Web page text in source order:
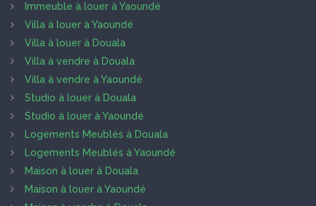
Immeuble à louer à Yaoundé
Villa à louer à Yaoundé
Villa à louer à Douala
Villa à vendre à Douala
Villa à vendre à Yaoundé
Studio à louer à Douala
Studio à louer à Yaoundé
Logements Meublés à Douala
Logements Meublés à Yaoundé
Maison à louer à Douala
Maison à louer à Yaoundé